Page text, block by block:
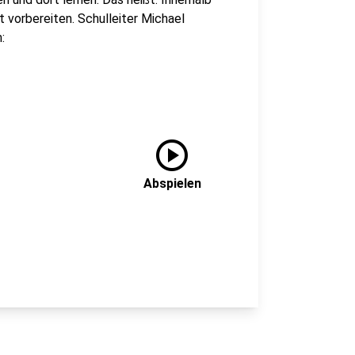
vorbereiten. Schulleiter Michael
play_circle
Abspielen